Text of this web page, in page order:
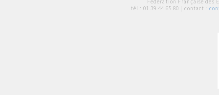
Fédération Française des
tél : 01 39 44 65 80 | contact :